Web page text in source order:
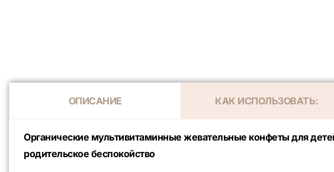
ОПИСАНИЕ КАК ИСПОЛЬЗОВАТЬ:
Органические мультивитаминные жевательные конфеты для
родительское беспокойство